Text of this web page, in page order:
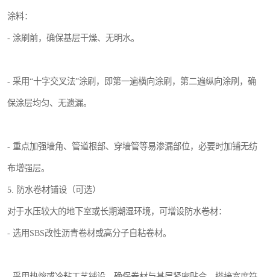
涂料：
- 涂刷前，确保基层干燥、无明水。
- 采用“十字交叉法”涂刷，即第一遍横向涂刷，第二遍纵向涂刷，确
保涂层均匀、无遗漏。
- 重点加强墙角、管道根部、穿墙管等易渗漏部位，必要时加铺无纺
布增强层。
5. 防水卷材铺设（可选）
对于水压较大的地下室或长期潮湿环境，可增设防水卷材：
- 选用SBS改性沥青卷材或高分子自粘卷材。